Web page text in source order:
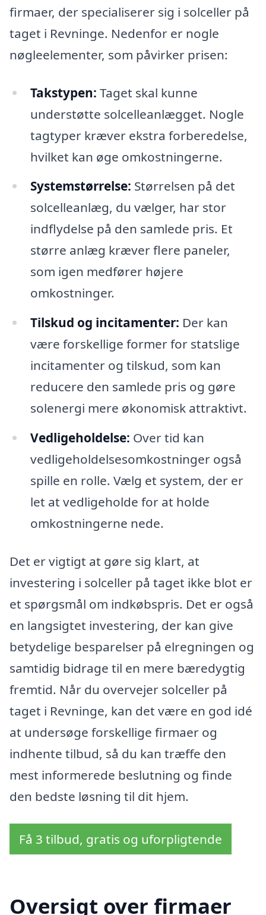
firmaer, der specialiserer sig i solceller på
taget i Revninge. Nedenfor er nogle
nøgleelementer, som påvirker prisen:
Takstypen: Taget skal kunne
understøtte solcelleanlægget. Nogle
tagtyper kræver ekstra forberedelse,
hvilket kan øge omkostningerne.
Systemstørrelse: Størrelsen på det
solcelleanlæg, du vælger, har stor
indflydelse på den samlede pris. Et
større anlæg kræver flere paneler,
som igen medfører højere
omkostninger.
Tilskud og incitamenter: Der kan
være forskellige former for statslige
incitamenter og tilskud, som kan
reducere den samlede pris og gøre
solenergi mere økonomisk attraktivt.
Vedligeholdelse: Over tid kan
vedligeholdelsesomkostninger også
spille en rolle. Vælg et system, der er
let at vedligeholde for at holde
omkostningerne nede.
Det er vigtigt at gøre sig klart, at
investering i solceller på taget ikke blot er
et spørgsmål om indkøbspris. Det er også
en langsigtet investering, der kan give
betydelige besparelser på elregningen og
samtidig bidrage til en mere bæredygtig
fremtid. Når du overvejer solceller på
taget i Revninge, kan det være en god idé
at undersøge forskellige firmaer og
indhente tilbud, så du kan træffe den
mest informerede beslutning og finde
den bedste løsning til dit hjem.
Få 3 tilbud, gratis og uforpligtende
Oversigt over firmaer